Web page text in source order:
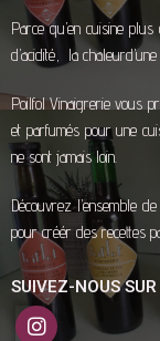
Parce qu’en cuisine
d’acidité, la
Poilfol Vinaigrerie vous
et parfumés pour une
ne sont jamais loin.
Découvrez l’ensemble
pour créér des recettes
SUIVEZ-NOUS